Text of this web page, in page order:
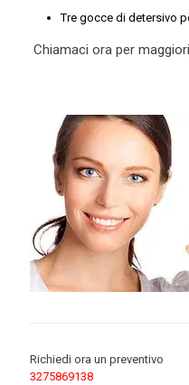
Tre gocce di detersivo
Chiamaci ora per
Richiedi ora un preventivo
3275869138